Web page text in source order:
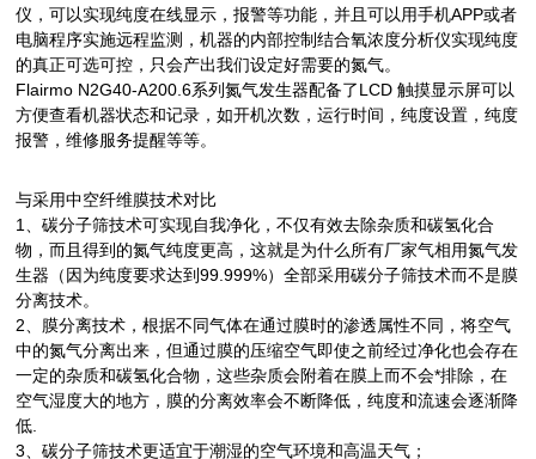
仪，可以实现纯度在线显示，报警等功能，并且可以用手机APP或者
电脑程序实施远程监测，机器的内部控制结合氧浓度分析仪实现纯度
的真正可选可控，只会产出我们设定好需要的氮气。
Flairmo N2G40-A200.6系列氮气发生器配备了LCD触摸显示屏可以
方便查看机器状态和记录，如开机次数，运行时间，纯度设置，纯度
报警，维修服务提醒等等。
与采用中空纤维膜技术对比
1、碳分子筛技术可实现自我净化，不仅有效去除杂质和碳氢化合
物，而且得到的氮气纯度更高，这就是为什么所有厂家气相用氮气发
生器（因为纯度要求达到99.999%）全部采用碳分子筛技术而不是膜
分离技术。
2、膜分离技术，根据不同气体在通过膜时的渗透属性不同，将空气
中的氮气分离出来，但通过膜的压缩空气即使之前经过净化也会存在
一定的杂质和碳氢化合物，这些杂质会附着在膜上而不会*排除，在
空气湿度大的地方，膜的分离效率会不断降低 ，纯度和流速会逐渐降
低.
3、碳分子筛技术更适宜于潮湿的空气环境和高温天气；